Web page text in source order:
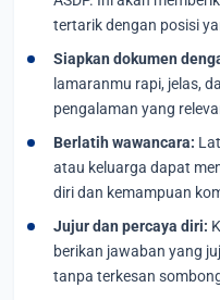
tertarik dengan posisi
Siapkan dokumen
lamaranmu rapi, jelas,
pengalaman yang
Berlatih wawancara:
atau keluarga dapat
diri dan kemampuan
Jujur dan percaya diri:
berikan jawaban yang
tanpa terkesan